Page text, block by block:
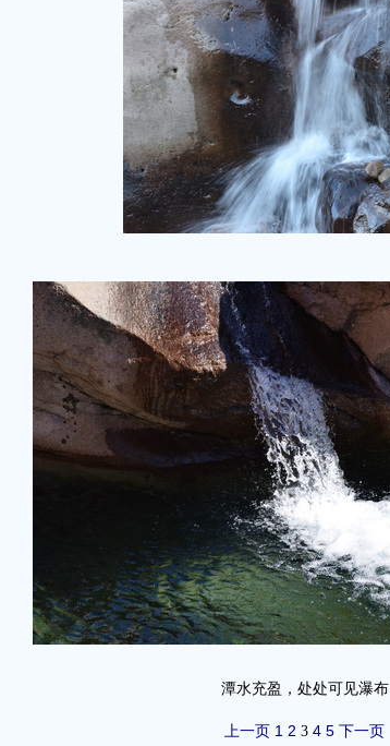
潭水充盈，处处可见瀑布
上一页 1 2 3 4 5 下一页